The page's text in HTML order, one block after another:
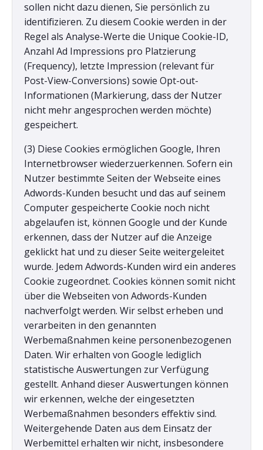
sollen nicht dazu dienen, Sie persönlich zu
identifizieren. Zu diesem Cookie werden in der
Regel als Analyse-Werte die Unique Cookie-ID,
Anzahl Ad Impressions pro Platzierung
(Frequency), letzte Impression (relevant für
Post-View-Conversions) sowie Opt-out-
Informationen (Markierung, dass der Nutzer
nicht mehr angesprochen werden möchte)
gespeichert.
(3) Diese Cookies ermöglichen Google, Ihren
Internetbrowser wiederzuerkennen. Sofern ein
Nutzer bestimmte Seiten der Webseite eines
Adwords-Kunden besucht und das auf seinem
Computer gespeicherte Cookie noch nicht
abgelaufen ist, können Google und der Kunde
erkennen, dass der Nutzer auf die Anzeige
geklickt hat und zu dieser Seite weitergeleitet
wurde. Jedem Adwords-Kunden wird ein anderes
Cookie zugeordnet. Cookies können somit nicht
über die Webseiten von Adwords-Kunden
nachverfolgt werden. Wir selbst erheben und
verarbeiten in den genannten
Werbemaßnahmen keine personenbezogenen
Daten. Wir erhalten von Google lediglich
statistische Auswertungen zur Verfügung
gestellt. Anhand dieser Auswertungen können
wir erkennen, welche der eingesetzten
Werbemaßnahmen besonders effektiv sind.
Weitergehende Daten aus dem Einsatz der
Werbemittel erhalten wir nicht, insbesondere